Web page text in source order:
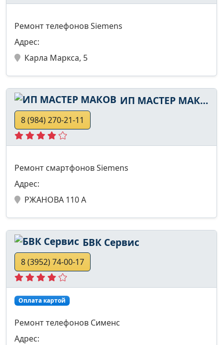
Ремонт телефонов Siemens
Адрес:
Карла Маркса, 5
ИП МАСТЕР МАКОВ
8 (984) 270-21-11
Ремонт смартфонов Siemens
Адрес:
РЖАНОВА 110 А
БВК Сервис
8 (3952) 74-00-17
Оплата картой
Ремонт телефонов Сименс
Адрес: